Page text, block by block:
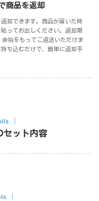
商品を返却
却できます。商品が届いた時
ってお出しください。返却期
裕をもってご返送いただけま
ち込むだけで、簡単に返却手
セット内容